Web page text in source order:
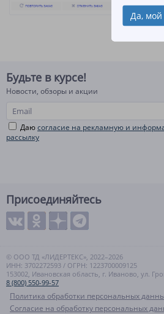
Да, мой
Будьте в курсе!
Новости, обзоры и акции
Даюсогласие на рекламную и
рассылку
Присоединяйтесь
© ООО ТД «ЛИДЕРТЕКС», 2022–2026
ИНН: 3702272593 / ОГРН: 1223700009125
153002, Ивановская область, г. Иваново, ул.
8 (800) 550-99-57
Политика обработки персональных
Согласие на обработку персональных